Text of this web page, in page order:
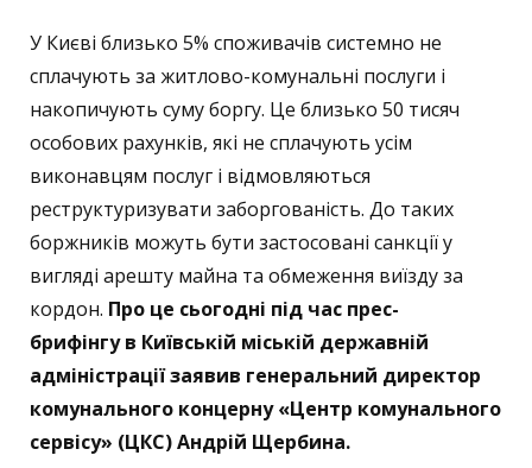
У Києві близько 5% споживачів системно не
сплачують за житлово-комунальні послуги і
накопичують суму боргу. Це близько 50 тисяч
особових рахунків, які не сплачують усім
виконавцям послуг і відмовляються
реструктуризувати заборгованість. До таких
боржників можуть бути застосовані санкції у
вигляді арешту майна та обмеження виїзду за
кордон. Про це сьогодні під час прес-
брифінгу в Київській міській державній
адміністрації заявив генеральний директор
комунального концерну «Центр комунального
сервісу» (ЦКС) Андрій Щербина.